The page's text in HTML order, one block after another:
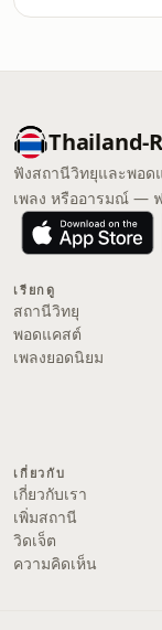
Thailand-
ฟังสถานีวิทยุและพอด
เพลง หรืออารมณ์ —
เรียกดู
สถานีวิทยุ
พอดแคสต์
เพลงยอดนิยม
เกี่ยวกับ
เกี่ยวกับเรา
เพิ่มสถานี
วิดเจ็ต
ความคิดเห็น